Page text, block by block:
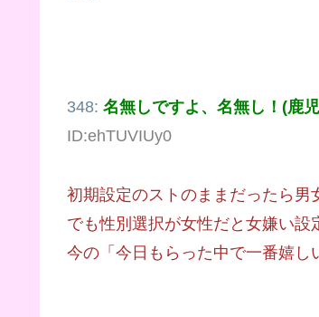
348: 名無しですよ、名無し！(鹿
ID:ehTUVIUy0
初期設定のストのままだったら男
でも性別選択が女性だと女嫌い
今の「今日もらった中で一番嬉